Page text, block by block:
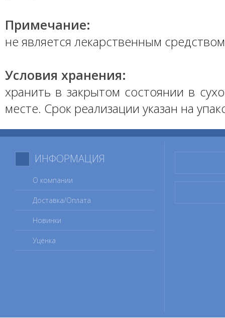
Примечание:
не является лекарственным
Условия хранения:
хранить в закрытом состоянии в
месте. Срок реализации указан на
ИНФОРМАЦИЯ
О компании
Доставка/Оплата
Новинки
Уценка